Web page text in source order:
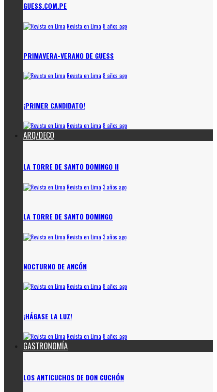
GUESS.COM.PE
Revista en Lima 8 años ago
PRIMAVERA-VERANO DE GUESS
Revista en Lima 8 años ago
¡PRIMER CANDIDATO!
Revista en Lima 8 años ago
ARQ/DECO
LA TORRE DE SANTO DOMINGO II
Revista en Lima 3 años ago
LA TORRE DE SANTO DOMINGO
Revista en Lima 3 años ago
NOCTURNO DE ANCÓN
Revista en Lima 8 años ago
¡HÁGASE LA LUZ!
Revista en Lima 8 años ago
GASTRONOMÍA
LOS ANTICUCHOS DE DON CUCHÓN